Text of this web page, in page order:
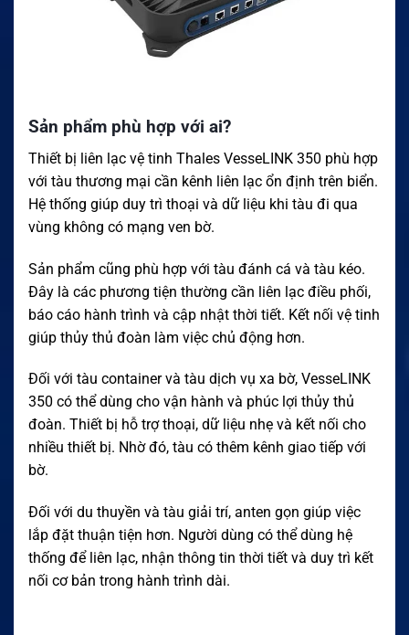
Sản phẩm phù hợp với ai?
Thiết bị liên lạc vệ tinh Thales VesseLINK 350 phù hợp
với tàu thương mại cần kênh liên lạc ổn định trên biển.
Hệ thống giúp duy trì thoại và dữ liệu khi tàu đi qua
vùng không có mạng ven bờ.
Sản phẩm cũng phù hợp với tàu đánh cá và tàu kéo.
Đây là các phương tiện thường cần liên lạc điều phối,
báo cáo hành trình và cập nhật thời tiết. Kết nối vệ tinh
giúp thủy thủ đoàn làm việc chủ động hơn.
Đối với tàu container và tàu dịch vụ xa bờ, VesseLINK
350 có thể dùng cho vận hành và phúc lợi thủy thủ
đoàn. Thiết bị hỗ trợ thoại, dữ liệu nhẹ và kết nối cho
nhiều thiết bị. Nhờ đó, tàu có thêm kênh giao tiếp với
bờ.
Đối với du thuyền và tàu giải trí, anten gọn giúp việc
lắp đặt thuận tiện hơn. Người dùng có thể dùng hệ
thống để liên lạc, nhận thông tin thời tiết và duy trì kết
nối cơ bản trong hành trình dài.